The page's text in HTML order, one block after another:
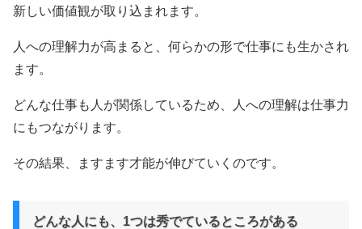
新しい価値観が取り込まれます。
人への理解力が高まると、何らかの形で仕事にも生かされ
ます。
どんな仕事も人が関係しているため、人への理解は仕事力
にもつながります。
その結果、ますます才能が伸びていくのです。
どんな人にも、1つは秀でているところがある